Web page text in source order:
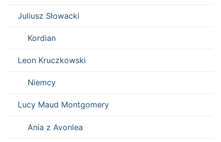
Juliusz Słowacki
Kordian
Leon Kruczkowski
Niemcy
Lucy Maud Montgomery
Ania z Avonlea